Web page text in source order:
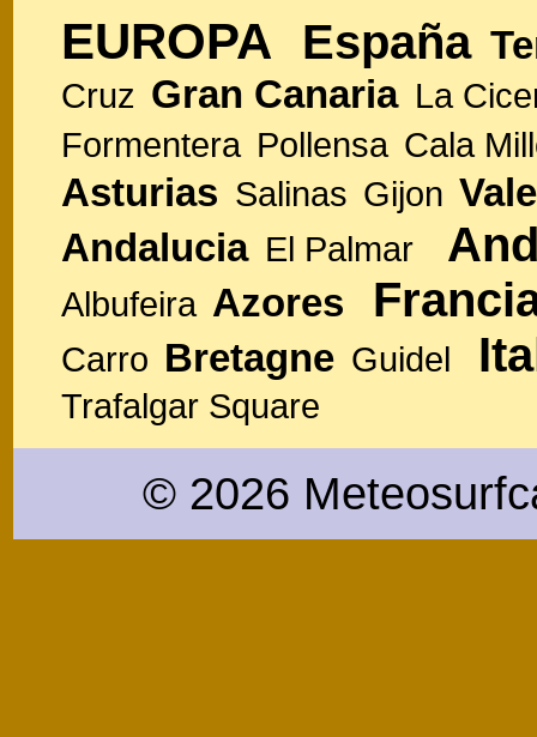
EUROPA España
Cruz Gran Canaria La
Formentera Pollensa Cala
Asturias Salinas Gijon
Andalucia El Palmar
Albufeira Azores
Carro Bretagne Guidel
Trafalgar Square
© 2026